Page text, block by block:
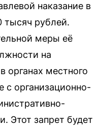
наказание в
тысяч рублей.
меры её
на
органах местного
с организационно-
Этот запрет будет